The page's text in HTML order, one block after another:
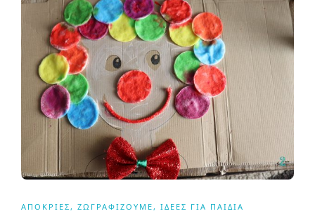
ΑΠΌΚΡΙΕΣ, ΖΩΓΡΑΦΊΖΟΥΜΕ, ΙΔΈΕΣ ΓΙΑ ΠΑΙΔΙΆ